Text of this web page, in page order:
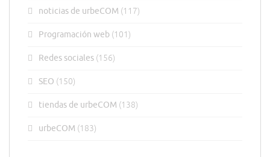
noticias de urbeCOM (117)
Programación web (101)
Redes sociales (156)
SEO (150)
tiendas de urbeCOM (138)
urbeCOM (183)